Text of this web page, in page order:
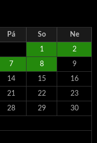
Pá So Ne
1 2
7 8 9
14 15 16
21 22 23
28 29 30